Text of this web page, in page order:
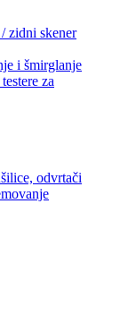
zidni skener
i šmirglanje
za
odvrtači